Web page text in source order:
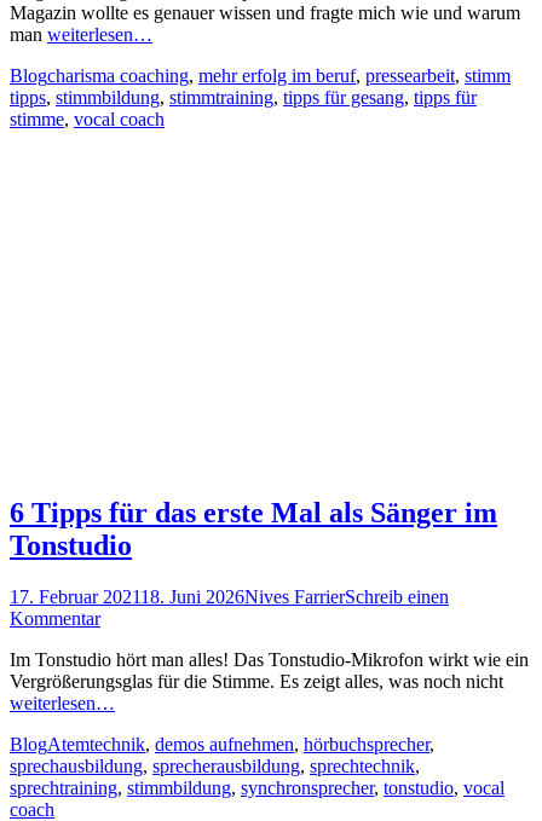
Magazin wollte es genauer wissen und fragte mich wie und warum
man weiterlesen…
Kategorien
BlogSchlagworte
charisma coaching, mehr erfolg im beruf, pressearbeit, stimm
tipps, stimmbildung, stimmtraining, tipps für gesang, tipps für
stimme, vocal coach
6 Tipps für das erste Mal als Sänger im
Tonstudio
Posted
on
17. Februar 202118. Juni 2026Autor
Nives FarrierSchreib einen
Kommentar
Im Tonstudio hört man alles! Das Tonstudio-Mikrofon wirkt wie ein
Vergrößerungsglas für die Stimme. Es zeigt alles, was noch nicht
weiterlesen…
Kategorien
BlogSchlagworte
Atemtechnik, demos aufnehmen, hörbuchsprecher,
sprechausbildung, sprecherausbildung, sprechtechnik,
sprechtraining, stimmbildung, synchronsprecher, tonstudio, vocal
coach